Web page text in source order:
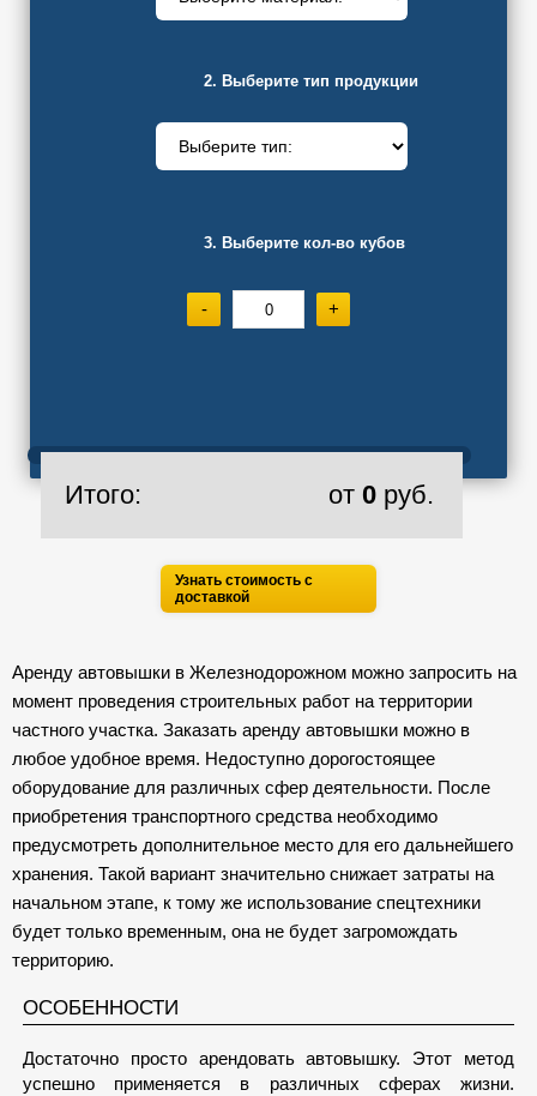
2. Выберите тип продукции
3. Выберите кол-во кубов
- +
Итого: от 0 руб.
Узнать стоимость с
доставкой
Аренду автовышки в Железнодорожном можно запросить на
момент проведения строительных работ на территории
частного участка. Заказать аренду автовышки можно в
любое удобное время. Недоступно дорогостоящее
оборудование для различных сфер деятельности. После
приобретения транспортного средства необходимо
предусмотреть дополнительное место для его дальнейшего
хранения. Такой вариант значительно снижает затраты на
начальном этапе, к тому же использование спецтехники
будет только временным, она не будет загромождать
территорию.
ОСОБЕННОСТИ
Достаточно просто арендовать автовышку. Этот метод
успешно применяется в различных сферах жизни.